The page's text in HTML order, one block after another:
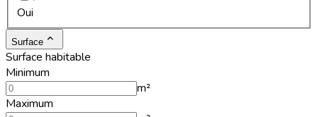
Oui
Surface
Surface habitable
Minimum
m²
Maximum